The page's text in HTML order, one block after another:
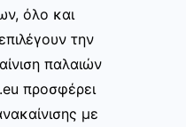
όλο και
την
παλαιών
προσφέρει
με